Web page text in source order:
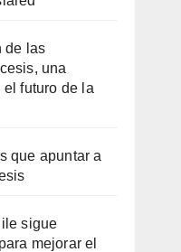
de las
una
futuro de la
que apuntar a
sigue
mejorar el